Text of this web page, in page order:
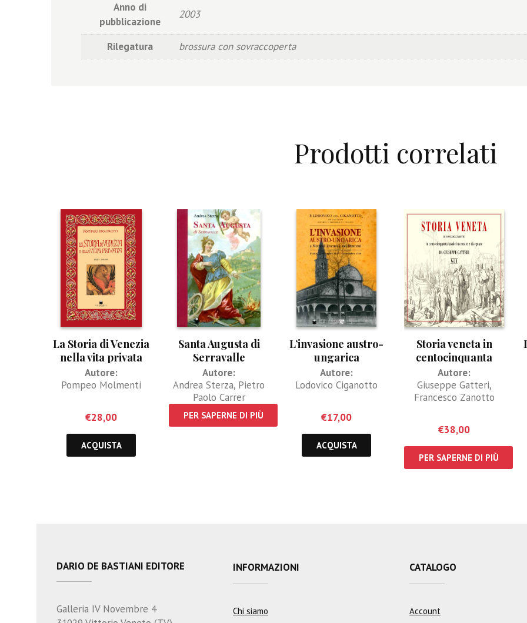
Anno di
pubblicazione
2003
Rilegatura brossura con sovraccoperta
Prodotti correlati
La Storia di Venezia
nella vita privata
Autore:
Pompeo Molmenti
€28,00
ACQUISTA
Santa Augusta di
Serravalle
Autore:
Andrea Sterza, Pietro
Paolo Carrer
PER SAPERNE DI PIÙ
L’invasione austro-
ungarica
Autore:
Lodovico Ciganotto
€17,00
ACQUISTA
Storia veneta in
centocinquanta
tavole inventate e
disegnate. Vol 1 e 2
Autore:
Giuseppe Gatteri,
Francesco Zanotto
€38,00
PER SAPERNE DI PIÙ
DARIO DE BASTIANI EDITORE
Galleria IV Novembre 4
INFORMAZIONI
Chi siamo
CATALOGO
Account